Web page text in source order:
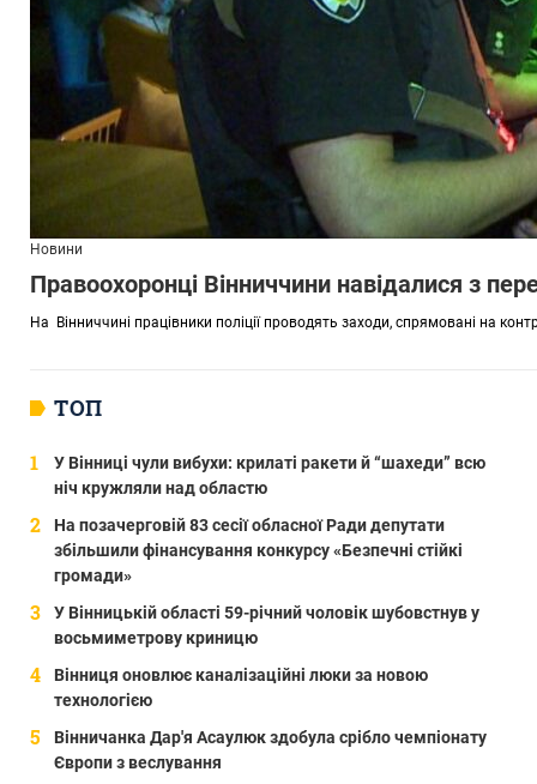
Новини
Правоохоронці Вінниччини навідалися з
На Вінниччині працівники поліції проводять заходи, спрямовані на
ТОП
У Вінниці чули вибухи: крилаті ракети й “шахеди” всю
ніч кружляли над областю
На позачерговій 83 сесії обласної Ради депутати
збільшили фінансування конкурсу «Безпечні стійкі
громади»
У Вінницькій області 59-річний чоловік шубовстнув у
восьмиметрову криницю
Вінниця оновлює каналізаційні люки за новою
технологією
Вінничанка Дар'я Асаулюк здобула срібло чемпіонату
Європи з веслування